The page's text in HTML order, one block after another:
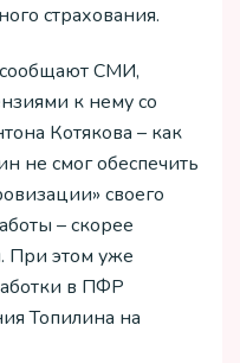
страхования.
сообщают СМИ,
к нему со
Котякова – как
не смог обеспечить
своего
– скорее
При этом уже
в ПФР
Топилина на